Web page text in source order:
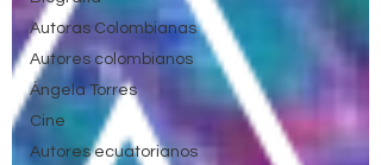
Autoras Colombianas
Autores colombianos
Ángela Torres
Cine
Autores ecuatorianos